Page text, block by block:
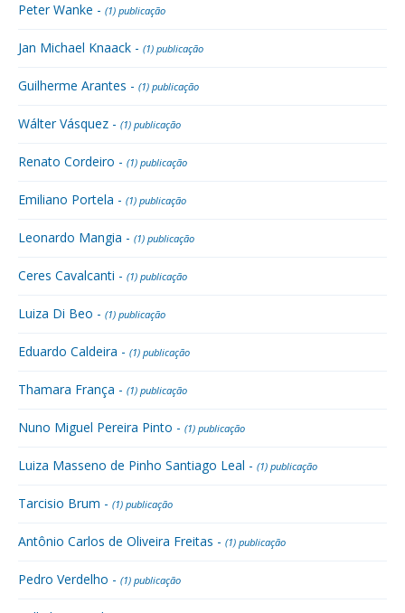
Peter Wanke - (1) publicação
Jan Michael Knaack - (1) publicação
Guilherme Arantes - (1) publicação
Wálter Vásquez - (1) publicação
Renato Cordeiro - (1) publicação
Emiliano Portela - (1) publicação
Leonardo Mangia - (1) publicação
Ceres Cavalcanti - (1) publicação
Luiza Di Beo - (1) publicação
Eduardo Caldeira - (1) publicação
Thamara França - (1) publicação
Nuno Miguel Pereira Pinto - (1) publicação
Luiza Masseno de Pinho Santiago Leal - (1) publicação
Tarcisio Brum - (1) publicação
Antônio Carlos de Oliveira Freitas - (1) publicação
Pedro Verdelho - (1) publicação